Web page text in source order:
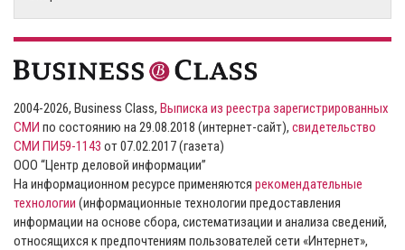
2004-2026, Business Class, Выписка из реестра зарегистрированных
СМИ по состоянию на 29.08.2018 (интернет-сайт), свидетельство
СМИ ПИ59-1143 от 07.02.2017 (газета)
ООО “Центр деловой информации”
На информационном ресурсе применяются рекомендательные
технологии (информационные технологии предоставления
информации на основе сбора, систематизации и анализа сведений,
относящихся к предпочтениям пользователей сети «Интернет»,